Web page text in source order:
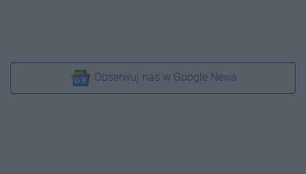
Obserwuj nas w Google News